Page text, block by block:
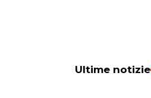
Ultime notizie